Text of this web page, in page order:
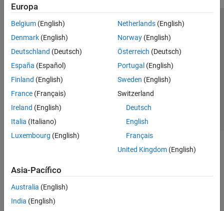
Europa
Belgium (English)
Denmark (English)
Deutschland (Deutsch)
España (Español)
Finland (English)
France (Français)
Ireland (English)
Italia (Italiano)
Luxembourg (English)
Netherlands(English)
Norway(English)
Österreich (Deutsch)
Portugal (English)
Sweden (English)
Switzerland
Deutsch
English
Français
United Kingdom(English)
Asia-Pacífico
Australia (English)
India (English)
Centro de confianza
Marcas comerciales
Política de privacidad
Antipiratería
Estado de las aplicaciones
Información de contacto
© 1994-2026 The MathWorks, Inc.